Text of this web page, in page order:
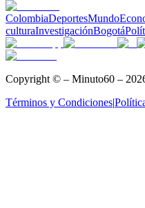
ColombiaDeportesMundo
culturaInvestigaciónBogotá
Copyright © – Minuto60 –
Términos y Condiciones|